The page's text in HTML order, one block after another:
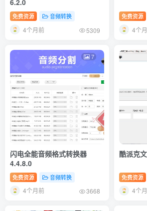
6.2.0
免费资源 音频转换
4个月前 5309
免费资源
4个
7
闪电全能音频格式转换器
4.4.8.0
免费资源 音频转换
4个月前 3668
酷派克
免费资源
4个